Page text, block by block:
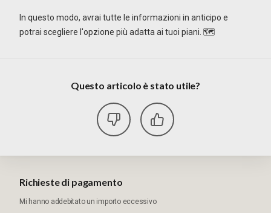
In questo modo, avrai tutte le informazioni in anticipo e
potrai scegliere l'opzione più adatta ai tuoi piani. 🗺️
Questo articolo è stato utile?
Richieste di pagamento
Mi hanno addebitato un importo eccessivo